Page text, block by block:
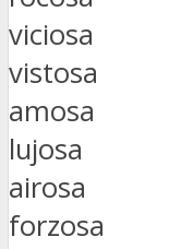
viciosa
vistosa
amosa
lujosa
airosa
forzosa